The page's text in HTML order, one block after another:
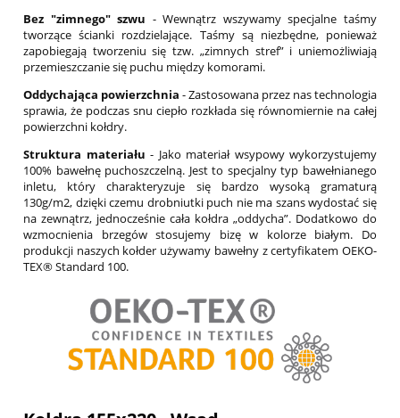
Bez "zimnego" szwu - Wewnątrz wszywamy specjalne taśmy
tworzące ścianki rozdzielające. Taśmy są niezbędne, ponieważ
zapobiegają tworzeniu się tzw. „zimnych stref” i uniemożliwiają
przemieszczanie się puchu między komorami.
Oddychająca powierzchnia - Zastosowana przez nas technologia
sprawia, że podczas snu ciepło rozkłada się równomiernie na całej
powierzchni kołdry.
Struktura materiału - Jako materiał wsypowy wykorzystujemy
100% bawełnę puchoszczelną. Jest to specjalny typ bawełnianego
inletu, który charakteryzuje się bardzo wysoką gramaturą
130g/m2, dzięki czemu drobniutki puch nie ma szans wydostać się
na zewnątrz, jednocześnie cała kołdra „oddycha”. Dodatkowo do
wzmocnienia brzegów stosujemy bizę w kolorze białym. Do
produkcji naszych kołder używamy bawełny z certyfikatem OEKO-
TEX® Standard 100.